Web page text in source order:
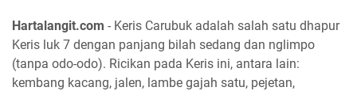
Hartalangit.com - Keris Carubuk adalah salah satu dhapur
Keris luk 7 dengan panjang bilah sedang dan nglimpo
(tanpa odo-odo). Ricikan pada Keris ini, antara lain:
kembang kacang, jalen, lambe gajah satu, pejetan,